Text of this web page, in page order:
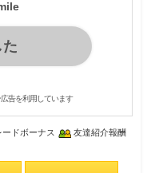
告を利用しています
ードボーナス 友達紹介報酬